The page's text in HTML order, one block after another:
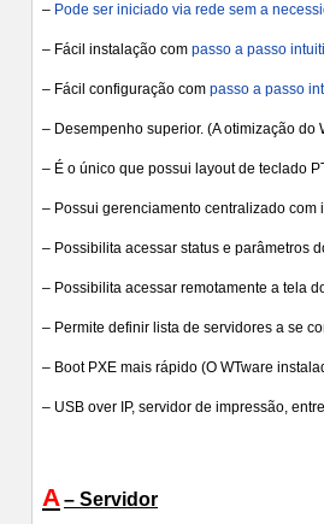
– Pode ser iniciado via rede sem a
– Fácil instalação com passo a passo
– Fácil configuração com passo a passo
– Desempenho superior. (A otimização
– É o único que possui layout de teclado
– Possui gerenciamento centralizado
– Possibilita acessar status e parâmetros
– Possibilita acessar remotamente a tela
– Permite definir lista de servidores a se
– Boot PXE mais rápido (O WTware
– USB over IP, servidor de impressão,
A– Servidor